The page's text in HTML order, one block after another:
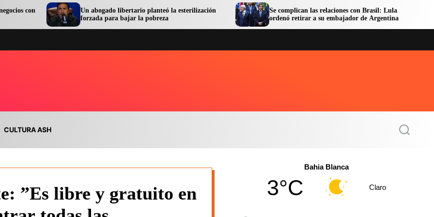
Un abogado libertario planteó la esterilización
forzada para bajar la pobreza
Se complican las relaciones con Brasil: Lula
ordenó retirar a su embajador de Argentina
CULTURA ASH
S
”Es libre y gratuito en
Bahia Blanca
3°C Claro